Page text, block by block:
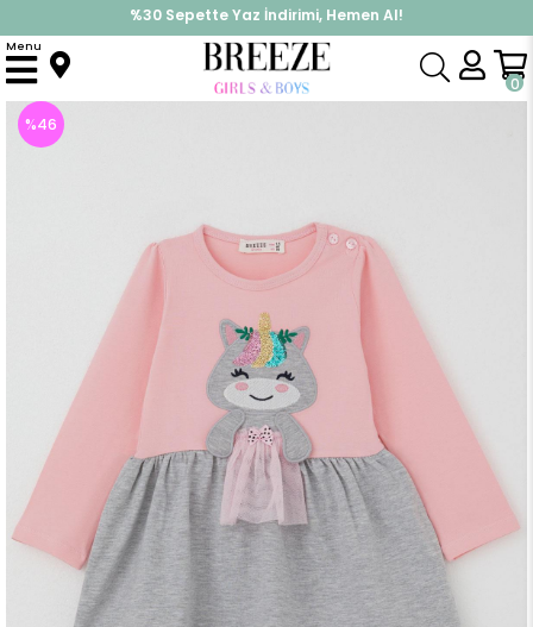
İndirimlere ek %10 İndirimi Kap, Hemen Üye Ol!
0
Menu
Anasayfa Elbise Modelleri Uzun Kol Elbise
%46